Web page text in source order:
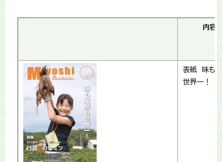
内容
表紙 味も
世界一！